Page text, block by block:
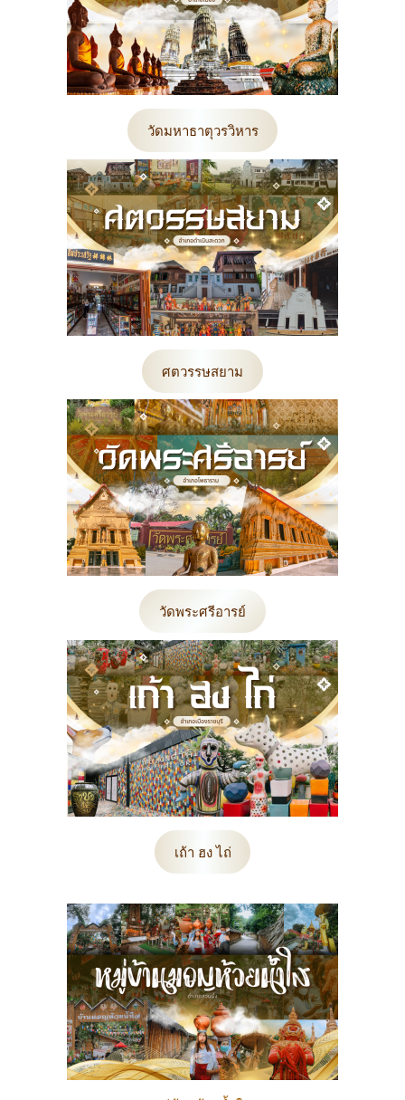
วัดมหาธาตุวรวิหาร
ศตวรรษสยาม
วัดพระศรีอารย์
เถ้า ฮง ไถ่